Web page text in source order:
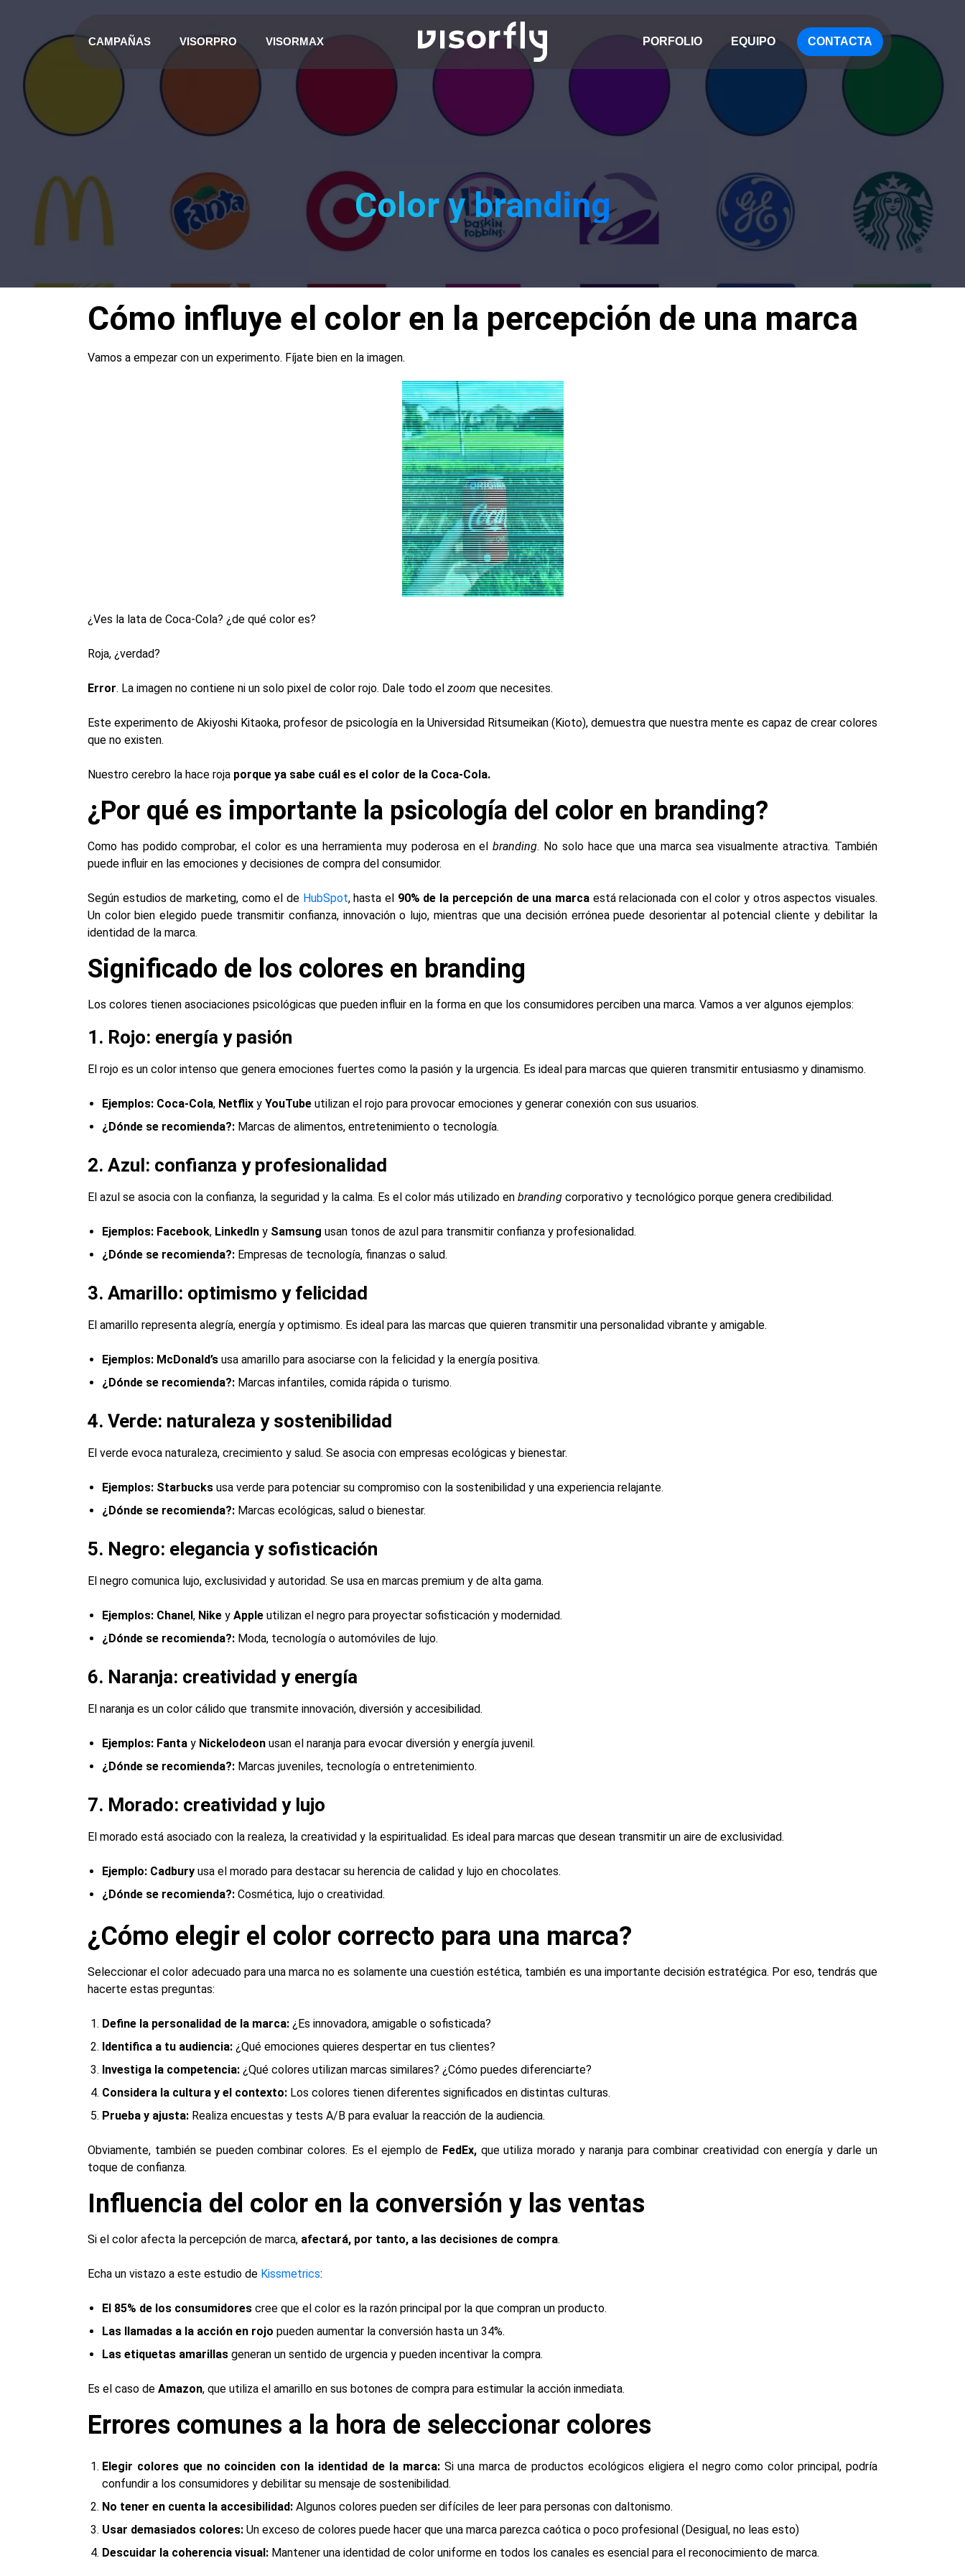
CAMPAÑAS VISORPRO VISORMAX PORFOLIO EQUIPO CONTACTA
Color y branding
Cómo influye el color en la percepción de una marca
Vamos a empezar con un experimento. Fíjate bien en la imagen.
¿Ves la lata de Coca-Cola? ¿de qué color es?
Roja, ¿verdad?
Error. La imagen no contiene ni un solo pixel de color rojo. Dale todo el zoom que necesites.
Este experimento de Akiyoshi Kitaoka, profesor de psicología en la Universidad Ritsumeikan (Kioto), demuestra que nuestra mente es capaz de crear colores
que no existen.
Nuestro cerebro la hace roja porque ya sabe cuál es el color de la Coca-Cola.
¿Por qué es importante la psicología del color en branding?
Como has podido comprobar, el color es una herramienta muy poderosa en elbranding. No solo hace que una marca sea visualmente atractiva. También
puede influir en las emociones y decisiones de compra del consumidor.
Según estudios de marketing, como el de HubSpot, hasta el 90% de la percepción de una marcaestá relacionada con el color y otros aspectos visuales.
Un color bien elegido puede transmitir confianza, innovación o lujo, mientras que una decisión errónea puede desorientar al potencial cliente y debilitar la
identidad de la marca.
Significado de los colores en branding
Los colores tienen asociaciones psicológicas que pueden influir en la forma en que los consumidores perciben una marca. Vamos a ver algunos ejemplos:
1. Rojo: energía y pasión
El rojo es un color intenso que genera emociones fuertes como la pasión y la urgencia. Es ideal para marcas que quieren transmitir entusiasmo y dinamismo.
Ejemplos: Coca-Cola, Netflix y YouTube utilizan el rojo para provocar emociones y generar conexión con sus usuarios.
¿Dónde se recomienda?: Marcas de alimentos, entretenimiento o tecnología.
2. Azul: confianza y profesionalidad
El azul se asocia con la confianza, la seguridad y la calma. Es el color más utilizado en branding corporativo y tecnológico porque genera credibilidad.
Ejemplos: Facebook, LinkedIn y Samsung usan tonos de azul para transmitir confianza y profesionalidad.
¿Dónde se recomienda?: Empresas de tecnología, finanzas o salud.
3. Amarillo: optimismo y felicidad
El amarillo representa alegría, energía y optimismo. Es ideal para las marcas que quieren transmitir una personalidad vibrante y amigable.
Ejemplos: McDonald’s usa amarillo para asociarse con la felicidad y la energía positiva.
¿Dónde se recomienda?: Marcas infantiles, comida rápida o turismo.
4. Verde: naturaleza y sostenibilidad
El verde evoca naturaleza, crecimiento y salud. Se asocia con empresas ecológicas y bienestar.
Ejemplos: Starbucks usa verde para potenciar su compromiso con la sostenibilidad y una experiencia relajante.
¿Dónde se recomienda?: Marcas ecológicas, salud o bienestar.
5. Negro: elegancia y sofisticación
El negro comunica lujo, exclusividad y autoridad. Se usa en marcas premium y de alta gama.
Ejemplos: Chanel, Nike y Apple utilizan el negro para proyectar sofisticación y modernidad.
¿Dónde se recomienda?: Moda, tecnología o automóviles de lujo.
6. Naranja: creatividad y energía
El naranja es un color cálido que transmite innovación, diversión y accesibilidad.
Ejemplos: Fanta y Nickelodeon usan el naranja para evocar diversión y energía juvenil.
¿Dónde se recomienda?: Marcas juveniles, tecnología o entretenimiento.
7. Morado: creatividad y lujo
El morado está asociado con la realeza, la creatividad y la espiritualidad. Es ideal para marcas que desean transmitir un aire de exclusividad.
Ejemplo: Cadbury usa el morado para destacar su herencia de calidad y lujo en chocolates.
¿Dónde se recomienda?: Cosmética, lujo o creatividad.
¿Cómo elegir el color correcto para una marca?
Seleccionar el color adecuado para una marca no es solamente una cuestión estética, también es una importante decisión estratégica. Por eso, tendrás que
hacerte estas preguntas:
Define la personalidad de la marca: ¿Es innovadora, amigable o sofisticada?
Identifica a tu audiencia: ¿Qué emociones quieres despertar en tus clientes?
Investiga la competencia: ¿Qué colores utilizan marcas similares? ¿Cómo puedes diferenciarte?
Considera la cultura y el contexto: Los colores tienen diferentes significados en distintas culturas.
Prueba y ajusta: Realiza encuestas y tests A/B para evaluar la reacción de la audiencia.
Obviamente, también se pueden combinar colores. Es el ejemplo de FedEx, que utiliza morado y naranja para combinar creatividad con energía y darle un
toque de confianza.
Influencia del color en la conversión y las ventas
Si el color afecta la percepción de marca, afectará, por tanto, a las decisiones de compra.
Echa un vistazo a este estudio de Kissmetrics:
El 85% de los consumidores cree que el color es la razón principal por la que compran un producto.
Las llamadas a la acción en rojo pueden aumentar la conversión hasta un 34%.
Las etiquetas amarillas generan un sentido de urgencia y pueden incentivar la compra.
Es el caso de Amazon, que utiliza el amarillo en sus botones de compra para estimular la acción inmediata.
Errores comunes a la hora de seleccionar colores
Elegir colores que no coinciden con la identidad de la marca:Si una marca de productos ecológicos eligiera el negro como color principal, podría
confundir a los consumidores y debilitar su mensaje de sostenibilidad.
No tener en cuenta la accesibilidad: Algunos colores pueden ser difíciles de leer para personas con daltonismo.
Usar demasiados colores: Un exceso de colores puede hacer que una marca parezca caótica o poco profesional (Desigual, no leas esto)
Descuidar la coherencia visual: Mantener una identidad de color uniforme en todos los canales es esencial para el reconocimiento de marca.